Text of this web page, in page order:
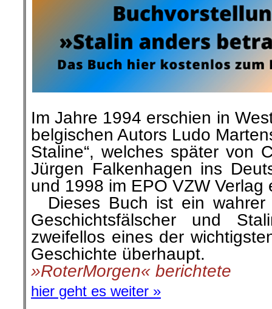
Im Jahre 1994 erschien in
belgischen Autors Ludo
Staline“, welches später von
Jürgen Falkenhagen ins
und 1998 im EPO VZW Verlag
Dieses Buch ist ein
Geschichtsfälscher und
zweifellos eines der
Geschichte überhaupt.
»RoterMorgen« berichtete
hier geht es weiter »